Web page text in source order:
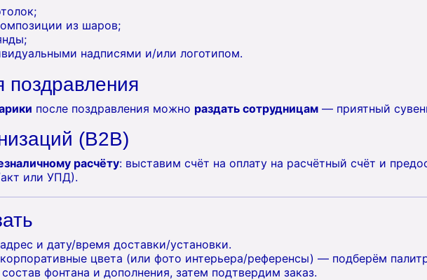
из шаров;
надписями и/или логотипом.
поздравления
после поздравления можно раздать сотрудницам — приятный
(B2B)
расчёту: выставим счёт на оплату на расчётный счёт и
или УПД).
и дату/время доставки/установки.
цвета (или фото интерьера/референсы) — подберём
фонтана и дополнения, затем подтвердим заказ.